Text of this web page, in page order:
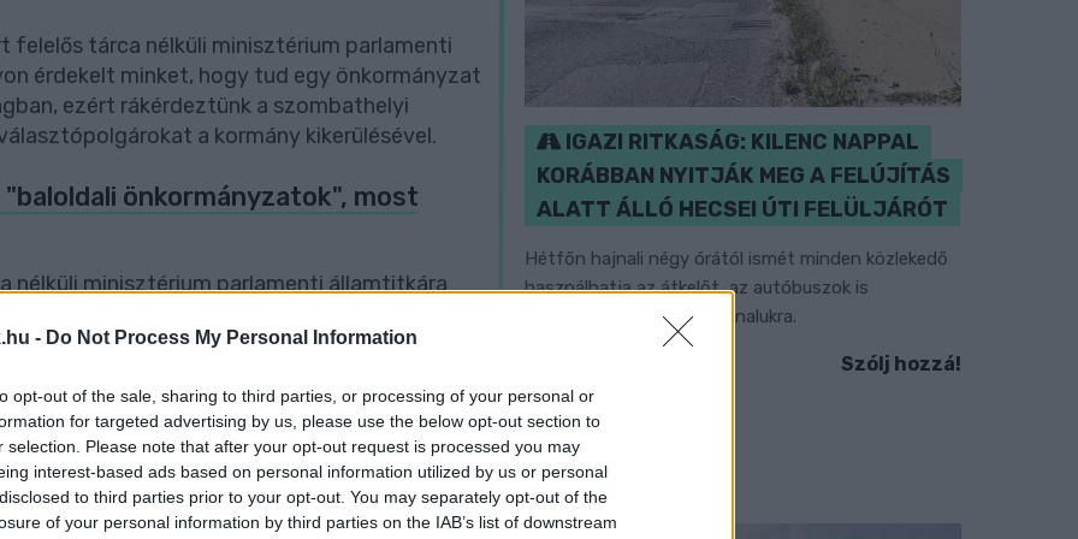
- Do Not Process My Personal Information
opt-out of the sale, sharing to third parties, or processing of your personal or
for targeted advertising by us, please use the below opt-out section to
selection. Please note that after your opt-out request is processed you may
interest-based ads based on personal information utilized by us or personal
to third parties prior to your opt-out. You may separately opt-out of the
of your personal information by third parties on the IAB’s list of downstream
felelős tárca nélküli minisztérium parlamenti
érdekelt minket, hogy tud egy önkormányzat
ezért rákérdeztünk a szombathelyi
a kormány kikerülésével.
önkormányzatok", most
nélküli minisztérium parlamenti államtitkára
baloldali vezetésű települések ahelyett,
emeltek. Mivel kiváncsiak voltunk
megkerestük a szombathelyi
kapcsán.
IGAZI RITKASÁG: KILENC NAPPAL
KORÁBBAN NYITJÁK MEG A FELÚJÍTÁS
ALATT ÁLLÓ HECSEI ÚTI FELÜLJÁRÓT
Hétfőn hajnali négy órától ismét minden közlekedő
használhatja az átkelőt, az autóbuszok is
visszatérnek eredeti útvonalukra.
Szólj hozzá!